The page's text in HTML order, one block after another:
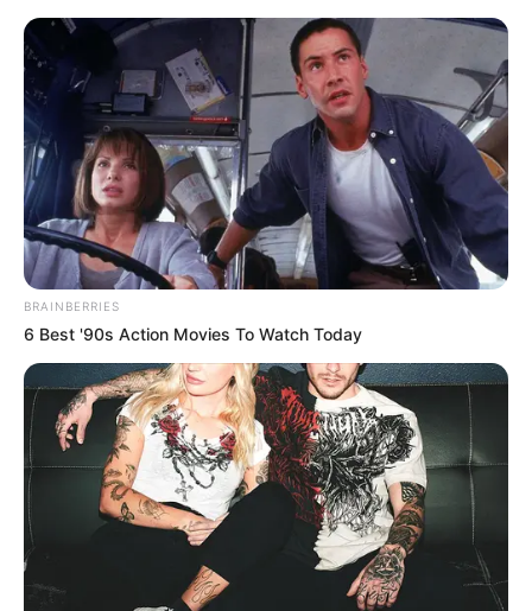
BRAINBERRIES
6 Best '90s Action Movies To Watch Today